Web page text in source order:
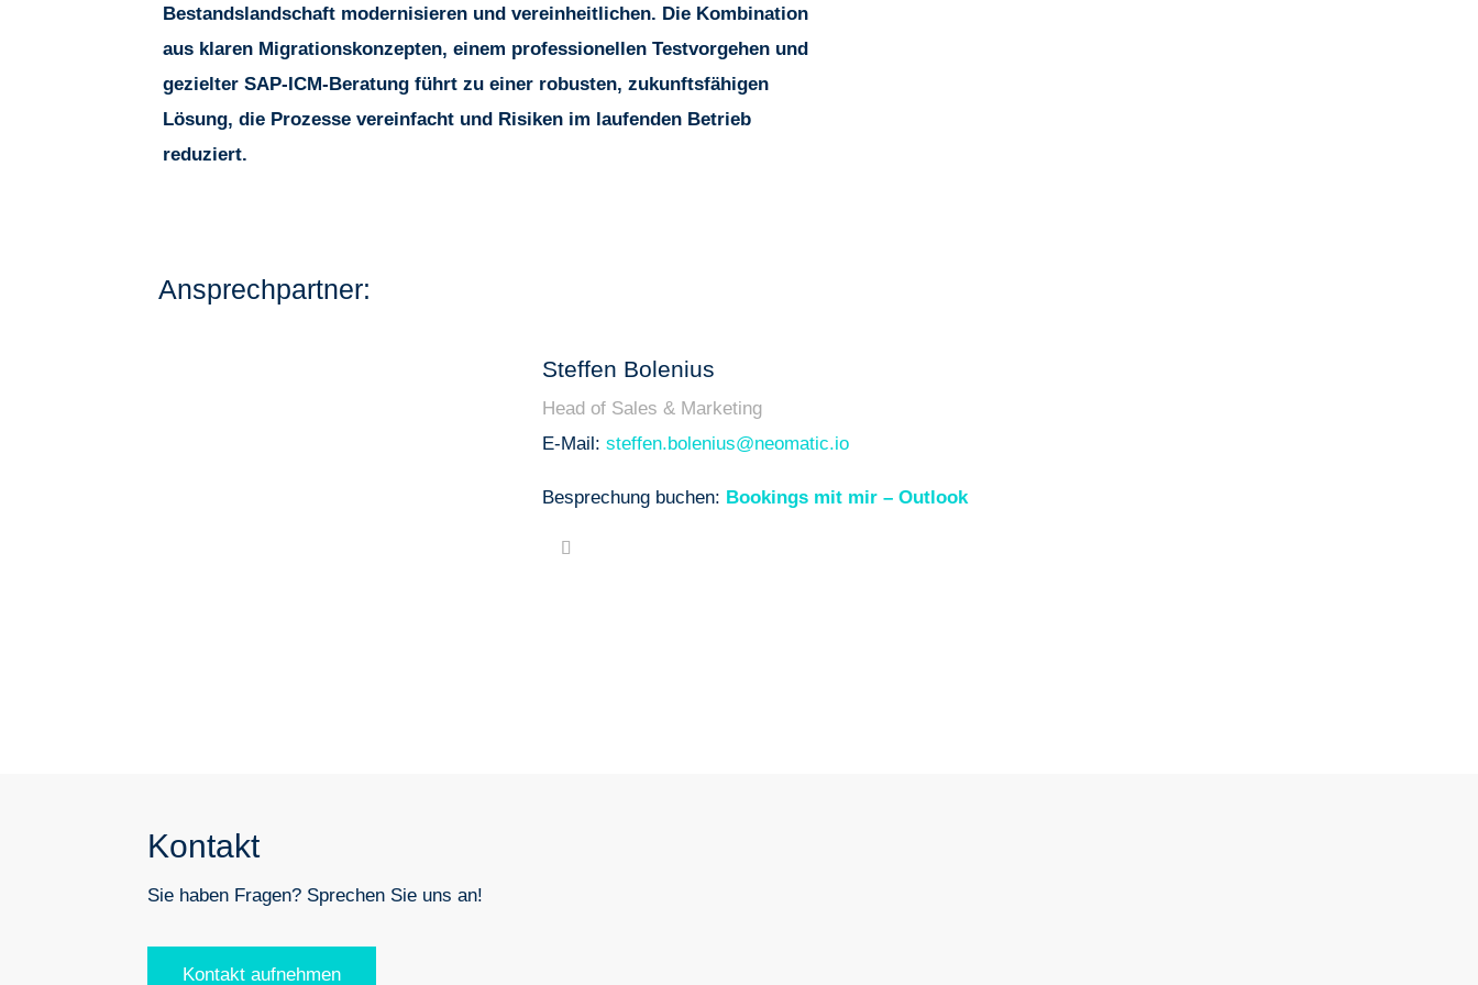
Bestandslandschaft modernisieren und vereinheitlichen. Die Kombination
aus klaren Migrationskonzepten, einem professionellen Testvorgehen und
gezielter SAP-ICM-Beratung führt zu einer robusten, zukunftsfähigen
Lösung, die Prozesse vereinfacht und Risiken im laufenden Betrieb
reduziert.
Ansprechpartner:
Steffen Bolenius
Head of Sales & Marketing
E-Mail:steffen.bolenius@neomatic.io
Besprechung buchen: Bookings mit mir – Outlook
Kontakt
Sie haben Fragen? Sprechen Sie uns an!
Kontakt aufnehmen